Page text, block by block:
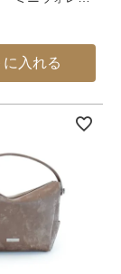
に入れる